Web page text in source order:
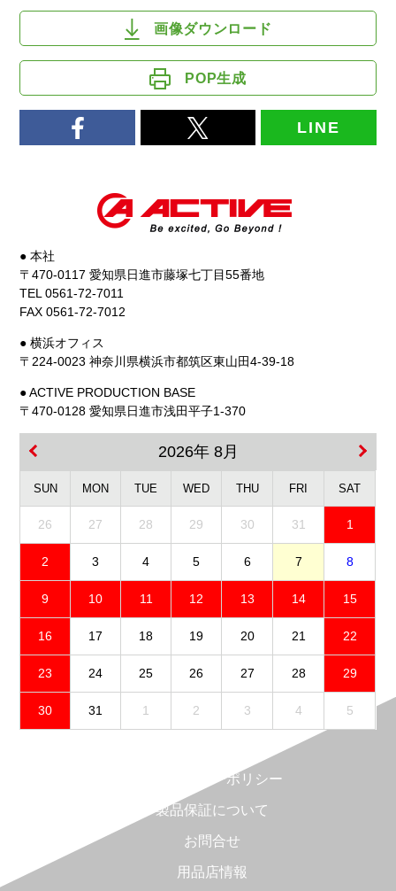
画像ダウンロード
POP生成
LINE
● 本社
〒470-0117 愛知県日進市藤塚七丁目55番地
TEL 0561-72-7011
FAX 0561-72-7012
● 横浜オフィス
〒224-0023 神奈川県横浜市都筑区東山田4-39-18
● ACTIVE PRODUCTION BASE
〒470-0128 愛知県日進市浅田平子1-370
2026年 8月
SUN MON TUE WED THU FRI SAT
26 27 28 29 30 31 1
2 3 4 5 6 7 8
9 10 11 12 13 14 15
16 17 18 19 20 21 22
23 24 25 26 27 28 29
30 31 1 2 3 4 5
プライバシーポリシー
製品保証について
お問合せ
用品店情報